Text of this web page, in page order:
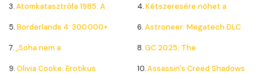
3.Atomkatasztrófa 1985: A 4.Kétszeresére nőhet a
5.Borderlands 4: 300.000+ 6.Astroneer: Megatech DLC
7.„Soha nem a 8.GC 2025: The
9.Olivia Cooke: Erotikus 10.Assassin's Creed Shadows